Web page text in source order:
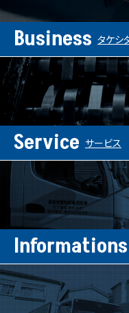
Business タケシ
Service サービス
Informations